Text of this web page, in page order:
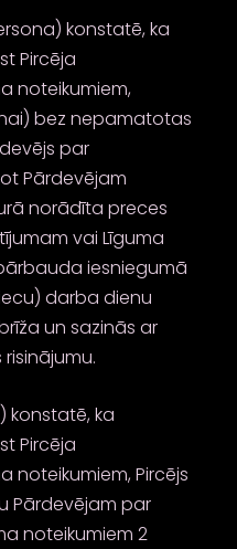
konstatē, ka
Pircēja
noteikumiem,
bez nepamatotas
par
Pārdevējam
norādīta preces
vai Līguma
iesniegumā
darba dienu
un sazinās ar
konstatē, ka
Pircēja
noteikumiem, Pircējs
Pārdevējam par
noteikumiem 2